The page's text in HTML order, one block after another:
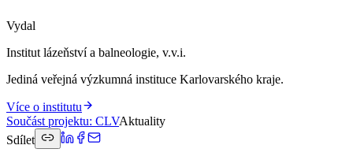
Vydal
Institut lázeňství a balneologie, v.v.i.
Jediná veřejná výzkumná instituce Karlovarského kraje.
Více o institutu
Součást projektu: CLVAktuality
Sdílet